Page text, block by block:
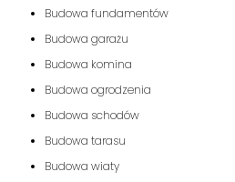
Budowa fundamentów
Budowa garażu
Budowa komina
Budowa ogrodzenia
Budowa schodów
Budowa tarasu
Budowa wiaty